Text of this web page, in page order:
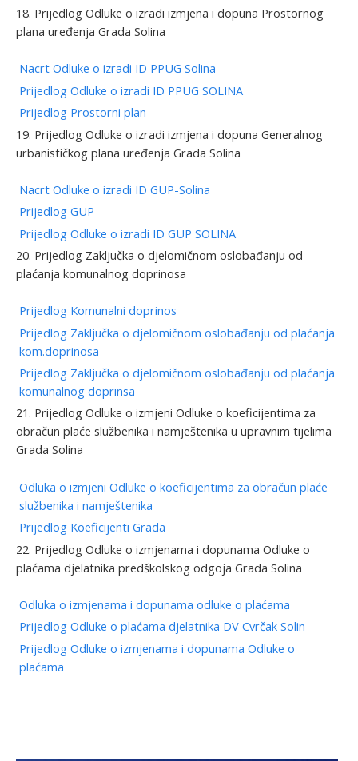
18. Prijedlog Odluke o izradi izmjena i dopuna Prostornog
plana uređenja Grada Solina
Nacrt Odluke o izradi ID PPUG Solina
Prijedlog Odluke o izradi ID PPUG SOLINA
Prijedlog Prostorni plan
19. Prijedlog Odluke o izradi izmjena i dopuna Generalnog
urbanističkog plana uređenja Grada Solina
Nacrt Odluke o izradi ID GUP-Solina
Prijedlog GUP
Prijedlog Odluke o izradi ID GUP SOLINA
20. Prijedlog Zaključka o djelomičnom oslobađanju od
plaćanja komunalnog doprinosa
Prijedlog Komunalni doprinos
Prijedlog Zaključka o djelomičnom oslobađanju od plaćanja
kom.doprinosa
Prijedlog Zaključka o djelomičnom oslobađanju od plaćanja
komunalnog doprinsa
21. Prijedlog Odluke o izmjeni Odluke o koeficijentima za
obračun plaće službenika i namještenika u upravnim tijelima
Grada Solina
Odluka o izmjeni Odluke o koeficijentima za obračun plaće
službenika i namještenika
Prijedlog Koeficijenti Grada
22. Prijedlog Odluke o izmjenama i dopunama Odluke o
plaćama djelatnika predškolskog odgoja Grada Solina
Odluka o izmjenama i dopunama odluke o plaćama
Prijedlog Odluke o plaćama djelatnika DV Cvrčak Solin
Prijedlog Odluke o izmjenama i dopunama Odluke o
plaćama